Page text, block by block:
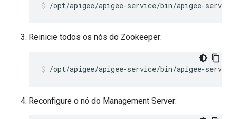
/opt/apigee/apigee-service/bin/apigee-
Reinicie todos os nós do Zookeeper:
/opt/apigee/apigee-service/bin/apigee-
Reconfigure o nó do Management Server: